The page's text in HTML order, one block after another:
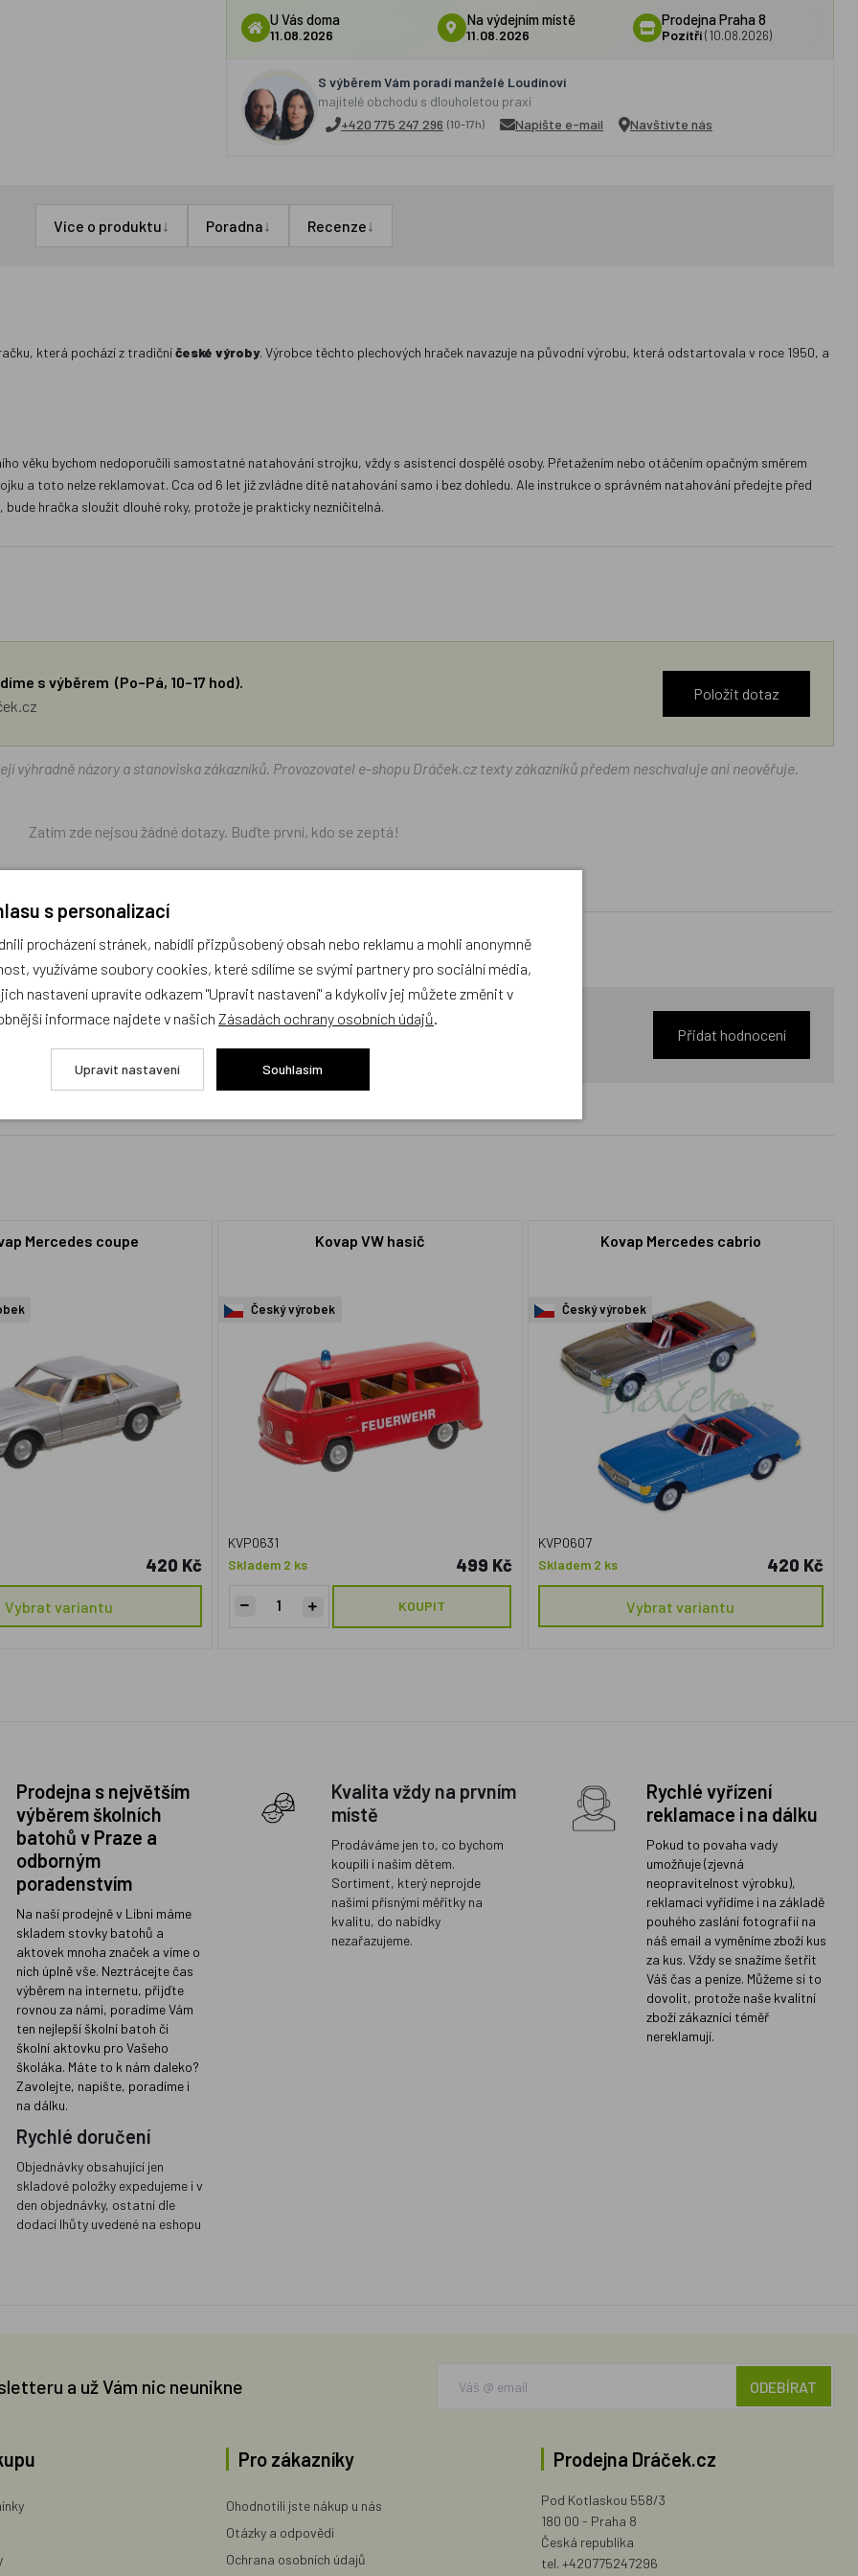
U Vás doma
11.08.2026
Na výdejním místě
11.08.2026
Prodejna Praha 8
Pozítří(10.08.2026)
S výběrem Vám poradí manželé Loudínovi
majitelé obchodu s dlouholetou praxí
+420 775 247 296 (10-17h) Napište e-mail Navštivte nás
Více o produktu↓ Poradna↓ Recenze↓
která pochází z tradičníčeské výroby. Výrobce těchto plechových hraček navazuje na původní výrobu, která odstartovala v roce 1950, a
věku bychom nedoporučili samostatné natahování strojku, vždy s asistencí dospělé osoby. Přetažením nebo otáčením opačným směrem
a toto nelze reklamovat. Cca od 6 let již zvládne dítě natahování samo i bez dohledu. Ale instrukce o správném natahování předejte před
hračka sloužit dlouhé roky, protože je prakticky nezničitelná.
s výběrem (Po–Pá, 10–17 hod).
Položit dotaz
výhradně názory a stanoviska zákazníků. Provozovatel e-shopu Dráček.cz texty zákazníků předem neschvaluje ani neověřuje.
Zatím zde nejsou žádné dotazy. Buďte první, kdo se zeptá!
Přidat hodnocení
Mercedes coupe
420 Kč
Vybrat variantu
Kovap VW hasič
Český výrobek
KVP0631
Skladem 2 ks
499 Kč
KOUPIT
Kovap Mercedes cabrio
Český výrobek
KVP0607
Skladem 2 ks
420 Kč
Vybrat variantu
Prodejna s největším
výběrem školních
batohů v Praze a
odborným
poradenstvím
Na naší prodejně v Libni máme
skladem stovky batohů a
aktovek mnoha značek a víme o
nich úplně vše. Neztrácejte čas
výběrem na internetu, přijďte
rovnou za námi, poradíme Vám
ten nejlepší školní batoh či
školní aktovku pro Vašeho
školáka. Máte to k nám daleko?
Zavolejte, napište, poradíme i
na dálku.
Kvalita vždy na prvním
místě
Prodáváme jen to, co bychom
koupili i našim dětem.
Sortiment, který neprojde
našimi přísnými měřítky na
kvalitu, do nabídky
nezařazujeme.
Rychlé vyřízení
reklamace i na dálku
Pokud to povaha vady
umožňuje (zjevná
neopravitelnost výrobku),
reklamaci vyřídíme i na základě
pouhého zaslání fotografií na
náš email a vyměníme zboží kus
za kus. Vždy se snažíme šetřit
Váš čas a peníze. Můžeme si to
dovolit, protože naše kvalitní
zboží zákazníci téměř
nereklamují.
Rychlé doručení
Objednávky obsahující jen
skladové položky expedujeme i v
den objednávky, ostatní dle
dodací lhůty uvedené na eshopu
a už Vám nic neunikne ODEBÍRAT
Pro zákazníky
Ohodnotili jste nákup u nás
Otázky a odpovědi
Ochrana osobních údajů
Prodejna Dráček.cz
Pod Kotlaskou 558/3
180 00 - Praha 8
Česká republika
tel. +420775247296
s personalizací
procházení stránek, nabídli přizpůsobený obsah nebo reklamu a mohli anonymně
využíváme soubory cookies, které sdílíme se svými partnery pro sociální média,
nastavení upravíte odkazem "Upravit nastavení" a kdykoliv jej můžete změnit v
informace najdete v našich Zásadách ochrany osobních údajů
Upravit nastavení Souhlasím